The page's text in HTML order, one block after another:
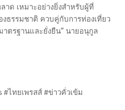
ด เหมาะอย่างยิ่งสำหรับผู้ที่
ธรรมชาติ ควบคู่กับการท่องเที่ยว
ตรฐานและยั่งยืน” นายอนุกูล
ไทยเพรสส์ #ข่าวคั่วเข้ม